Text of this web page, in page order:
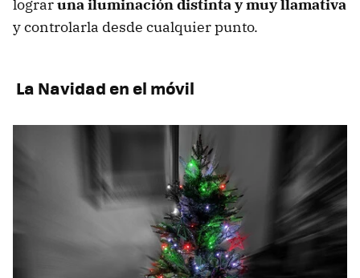
lograruna iluminación distinta y muy llamativa
y controlarla desde cualquier punto.
La Navidad en el móvil